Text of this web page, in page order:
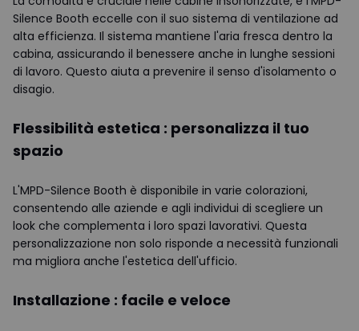
Silence Booth eccelle con il suo sistema di ventilazione ad
alta efficienza. Il sistema mantiene l'aria fresca dentro la
cabina, assicurando il benessere anche in lunghe sessioni
di lavoro. Questo aiuta a prevenire il senso d'isolamento o
disagio.
Flessibilità estetica : personalizza il tuo
spazio
L'MPD-Silence Booth è disponibile in varie colorazioni,
consentendo alle aziende e agli individui di scegliere un
look che complementa i loro spazi lavorativi. Questa
personalizzazione non solo risponde a necessità funzionali
ma migliora anche l'estetica dell'ufficio.
Installazione : facile e veloce